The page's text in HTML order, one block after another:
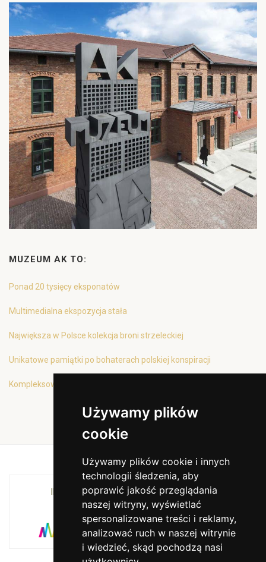
Używamy plików
cookie
Używamy plików cookie i innych
technologii śledzenia, aby
poprawić jakość przeglądania
naszej witryny, wyświetlać
spersonalizowane treści i reklamy,
analizować ruch w naszej witrynie
i wiedzieć, skąd pochodzą nasi
MUZEUM AK TO:
Ponad 20 tysięcy eksponatów
Multimedialna ekspozycja stała
Największa w Polsce kolekcja broni strzeleckiej
Unikatowe pamiątki po bohaterach polskiej konspiracji
Kompleksowa oferta edukacyjna
INSTYTUCJA KULTURY MIASTA KRAKOWA I
WOJEWÓDZTWA MAŁOPOLSKIEGO